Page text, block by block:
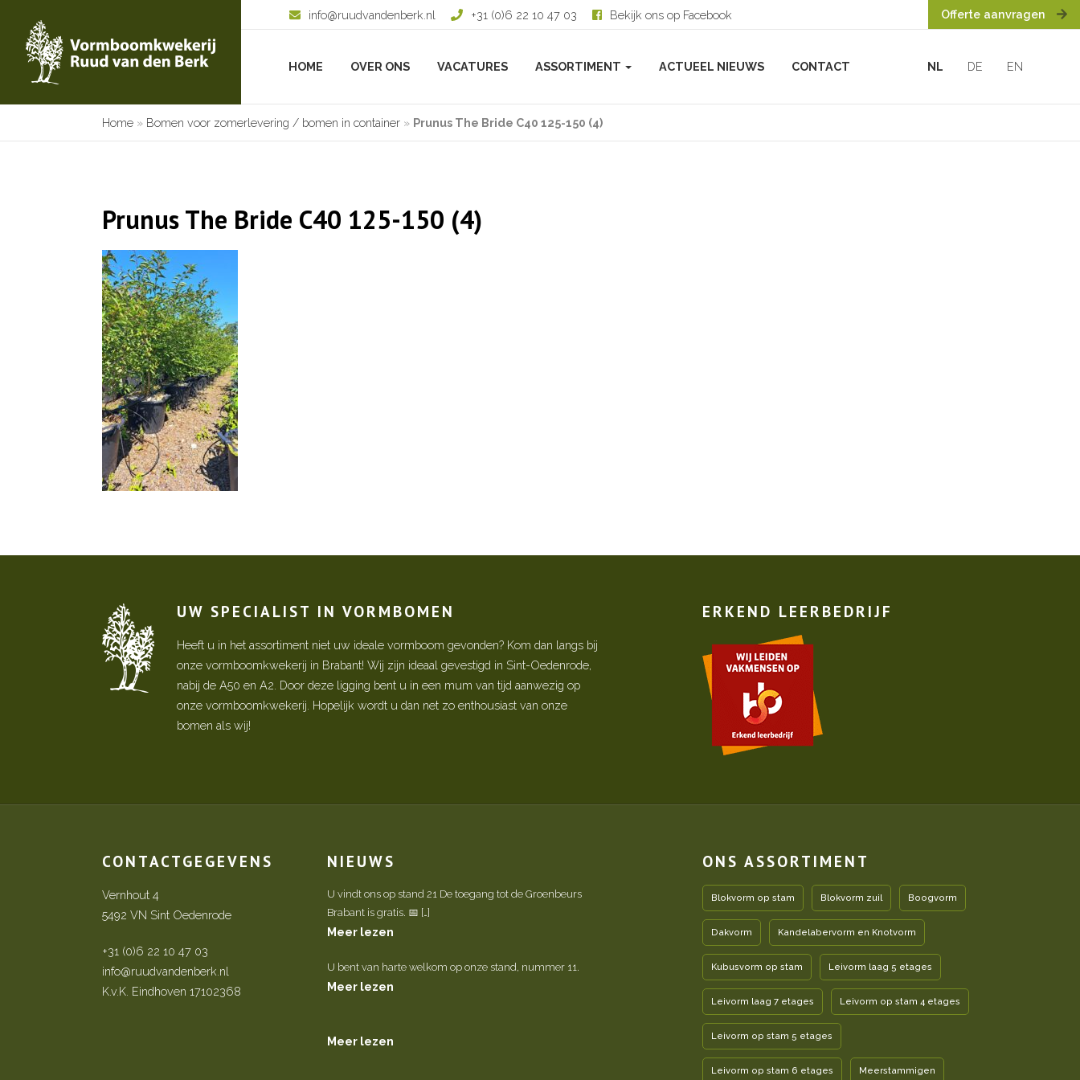
info@ruudvandenberk.nl +31 (0)6 22 10 47 03 Bekijk ons op Facebook Offerte aanvragen
HOME OVER ONS VACATURES ASSORTIMENT ACTUEEL NIEUWS CONTACT NL DE EN
Home » Bomen voor zomerlevering / bomen in container » Prunus The Bride C40 125-150 (4)
Prunus The Bride C40 125-150 (4)
UW SPECIALIST IN VORMBOMEN
Heeft u in het assortiment niet uw ideale vormboom gevonden? Kom dan langs bij
onze vormboomkwekerij in Brabant! Wij zijn ideaal gevestigd in Sint-Oedenrode,
nabij de A50 en A2. Door deze ligging bent u in een mum van tijd aanwezig op
onze vormboomkwekerij. Hopelijk wordt u dan net zo enthousiast van onze
bomen als wij!
ERKEND LEERBEDRIJF
CONTACTGEGEVENS
Vernhout 4
5492 VN Sint Oedenrode
+31 (0)6 22 10 47 03
info@ruudvandenberk.nl
K.v.K. Eindhoven 17102368
NIEUWS
U vindt ons op stand 21 De toegang tot de Groenbeurs
Brabant is gratis. 📅 […]
Meer lezen
U bent van harte welkom op onze stand, nummer 11.
Meer lezen
Meer lezen
ONS ASSORTIMENT
Blokvorm op stam Blokvorm zuil Boogvorm
Dakvorm Kandelabervorm en Knotvorm
Kubusvorm op stam Leivorm laag 5 etages
Leivorm laag 7 etages Leivorm op stam 4 etages
Leivorm op stam 5 etages
Leivorm op stam 6 etages Meerstammigen